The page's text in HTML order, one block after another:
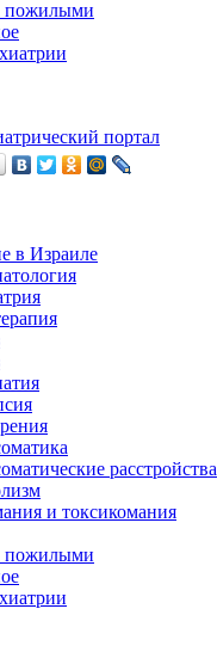
пожилыми
портал
в Израиле
расстройства
и токсикомания
пожилыми